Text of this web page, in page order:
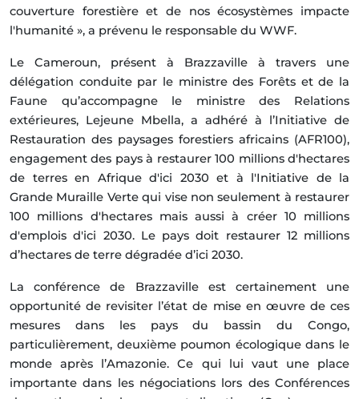
couverture forestière et de nos écosystèmes impacte
l'humanité », a prévenu le responsable du WWF.
Le Cameroun, présent à Brazzaville à travers une
délégation conduite par le ministre des Forêts et de la
Faune qu’accompagne le ministre des Relations
extérieures, Lejeune Mbella, a adhéré à l’Initiative de
Restauration des paysages forestiers africains (AFR100),
engagement des pays à restaurer 100 millions d'hectares
de terres en Afrique d'ici 2030 et à l'Initiative de la
Grande Muraille Verte qui vise non seulement à restaurer
100 millions d'hectares mais aussi à créer 10 millions
d'emplois d'ici 2030. Le pays doit restaurer 12 millions
d’hectares de terre dégradée d’ici 2030.
La conférence de Brazzaville est certainement une
opportunité de revisiter l’état de mise en œuvre de ces
mesures dans les pays du bassin du Congo,
particulièrement, deuxième poumon écologique dans le
monde après l’Amazonie. Ce qui lui vaut une place
importante dans les négociations lors des Conférences